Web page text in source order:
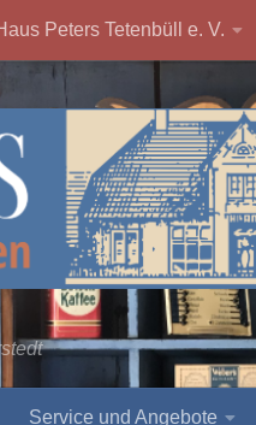
Peters Tetenbüll e. V.
Service und Angebote